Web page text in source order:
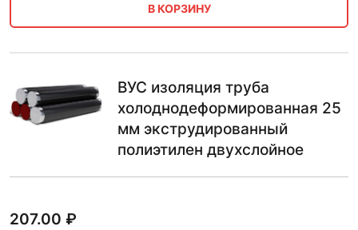
В КОРЗИНУ
ВУС изоляция труба
холоднодеформированная 25
мм экструдированный
полиэтилен двухслойное
207.00 ₽